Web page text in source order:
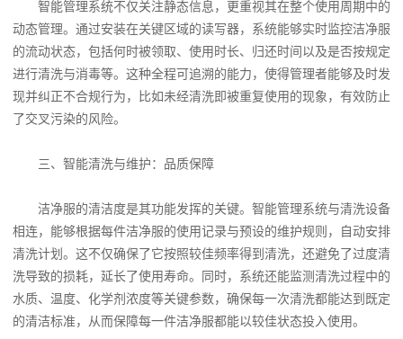
智能管理系统不仅关注静态信息，更重视其在整个使用周期中的
动态管理。通过安装在关键区域的读写器，系统能够实时监控洁净服
的流动状态，包括何时被领取、使用时长、归还时间以及是否按规定
进行清洗与消毒等。这种全程可追溯的能力，使得管理者能够及时发
现并纠正不合规行为，比如未经清洗即被重复使用的现象，有效防止
了交叉污染的风险。
三、智能清洗与维护：品质保障
洁净服的清洁度是其功能发挥的关键。智能管理系统与清洗设备
相连，能够根据每件洁净服的使用记录与预设的维护规则，自动安排
清洗计划。这不仅确保了它按照较佳频率得到清洗，还避免了过度清
洗导致的损耗，延长了使用寿命。同时，系统还能监测清洗过程中的
水质、温度、化学剂浓度等关键参数，确保每一次清洗都能达到既定
的清洁标准，从而保障每一件洁净服都能以较佳状态投入使用。